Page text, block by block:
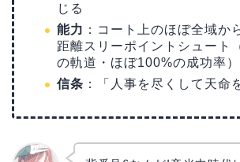
じる
能力 ：コート上のほぼ全域か
距離スリーポイントシュート
の軌道・ほぼ100%の成功率）
信条 ：「人事を尽くして天命